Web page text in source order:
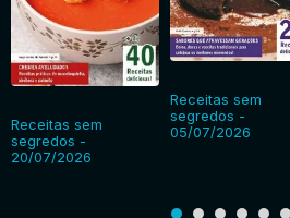
Receitas sem
segredos -
20/07/2026
Receitas sem
segredos -
05/07/2026